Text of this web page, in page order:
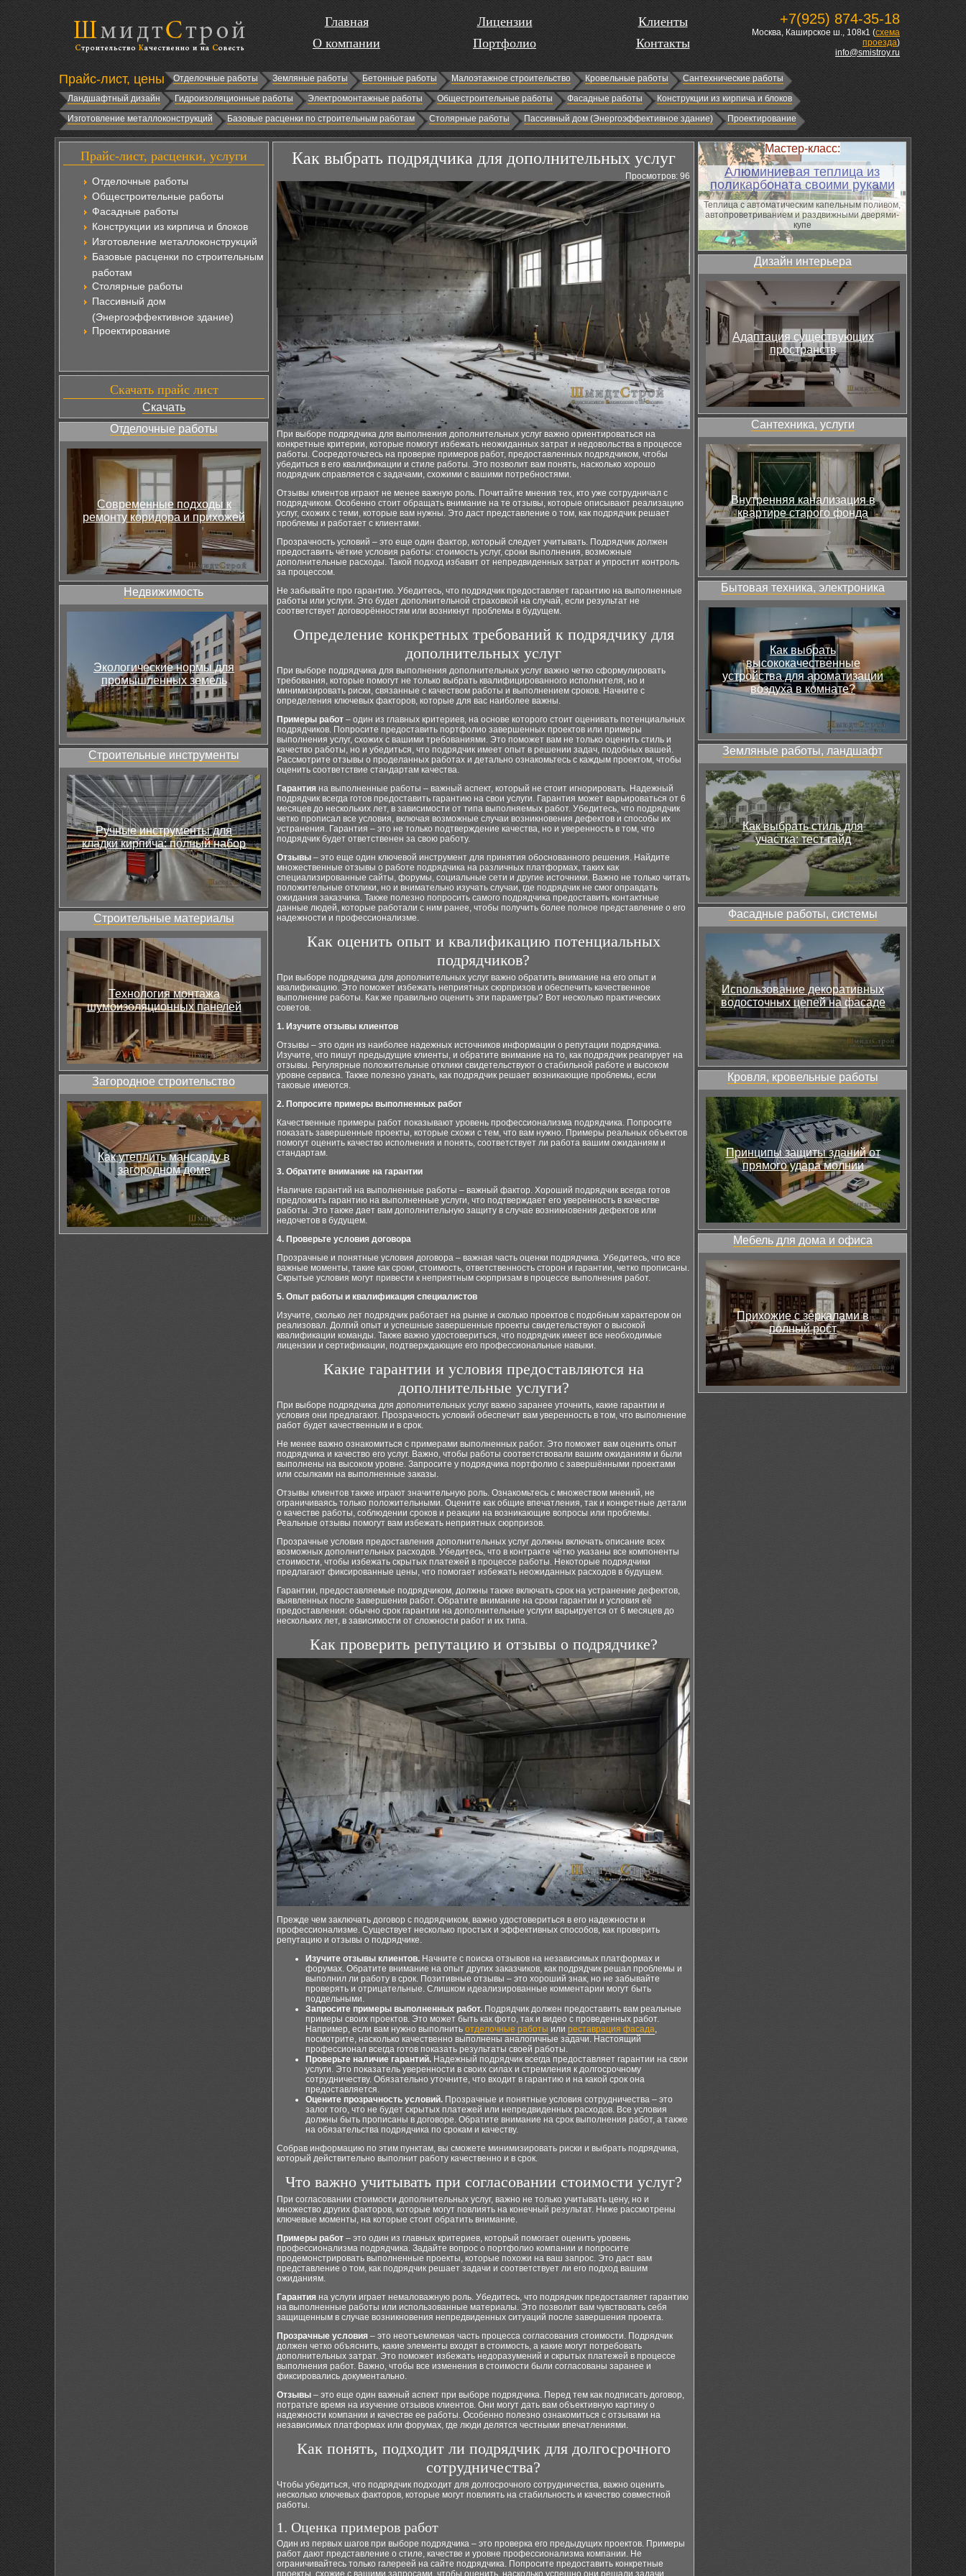
Главная
О компании
Лицензии
Портфолио
Клиенты
Контакты
+7(925) 874-35-18
Москва, Каширское ш., 108к1 (схема
проезда)
info@smistroy.ru
Прайс-лист, цены Отделочные работы Земляные работы Бетонные работы Малоэтажное строительство Кровельные работы
Сантехнические работы
Ландшафтный дизайн
Гидроизоляционные работы Электромонтажные работы Общестроительные работы Фасадные работы
Конструкции из кирпича и блоков
Изготовление металлоконструкций
Базовые расценки по строительным работам Столярные работы Пассивный дом (Энергоэффективное здание) Проектирование
Прайс-лист, расценки, услуги
Отделочные работы
Общестроительные работы
Фасадные работы
Конструкции из кирпича и блоков
Изготовление металлоконструкций
Базовые расценки по строительным
работам
Столярные работы
Пассивный дом
(Энергоэффективное здание)
Проектирование
Скачать прайс лист
Скачать
Отделочные работы
Современные подходы к
ремонту коридора и прихожей
Недвижимость
Экологические нормы для
промышленных земель
Строительные инструменты
Ручные инструменты для
кладки кирпича: полный набор
Строительные материалы
Технология монтажа
шумоизоляционных панелей
Загородное строительство
Как утеплить мансарду в
загородном доме
Как выбрать подрядчика для дополнительных услуг
Просмотров: 96
При выборе подрядчика для выполнения дополнительных услуг важно ориентироваться на
конкретные критерии, которые помогут избежать неожиданных затрат и недовольства в процессе
работы. Сосредоточьтесь на проверке примеров работ, предоставленных подрядчиком, чтобы
убедиться в его квалификации и стиле работы. Это позволит вам понять, насколько хорошо
подрядчик справляется с задачами, схожими с вашими потребностями.
Отзывы клиентов играют не менее важную роль. Почитайте мнения тех, кто уже сотрудничал с
подрядчиком. Особенно стоит обращать внимание на те отзывы, которые описывают реализацию
услуг, схожих с теми, которые вам нужны. Это даст представление о том, как подрядчик решает
проблемы и работает с клиентами.
Прозрачность условий – это еще один фактор, который следует учитывать. Подрядчик должен
предоставить чёткие условия работы: стоимость услуг, сроки выполнения, возможные
дополнительные расходы. Такой подход избавит от непредвиденных затрат и упростит контроль
за процессом.
Не забывайте про гарантию. Убедитесь, что подрядчик предоставляет гарантию на выполненные
работы или услуги. Это будет дополнительной страховкой на случай, если результат не
соответствует договорённостям или возникнут проблемы в будущем.
Определение конкретных требований к подрядчику для
дополнительных услуг
При выборе подрядчика для выполнения дополнительных услуг важно четко сформулировать
требования, которые помогут не только выбрать квалифицированного исполнителя, но и
минимизировать риски, связанные с качеством работы и выполнением сроков. Начните с
определения ключевых факторов, которые для вас наиболее важны.
Примеры работ – один из главных критериев, на основе которого стоит оценивать потенциальных
подрядчиков. Попросите предоставить портфолио завершенных проектов или примеры
выполнения услуг, схожих с вашими требованиями. Это поможет вам не только оценить стиль и
качество работы, но и убедиться, что подрядчик имеет опыт в решении задач, подобных вашей.
Рассмотрите отзывы о проделанных работах и детально ознакомьтесь с каждым проектом, чтобы
оценить соответствие стандартам качества.
Гарантия на выполненные работы – важный аспект, который не стоит игнорировать. Надежный
подрядчик всегда готов предоставить гарантию на свои услуги. Гарантия может варьироваться от 6
месяцев до нескольких лет, в зависимости от типа выполняемых работ. Убедитесь, что подрядчик
четко прописал все условия, включая возможные случаи возникновения дефектов и способы их
устранения. Гарантия – это не только подтверждение качества, но и уверенность в том, что
подрядчик будет ответственен за свою работу.
Отзывы – это еще один ключевой инструмент для принятия обоснованного решения. Найдите
множественные отзывы о работе подрядчика на различных платформах, таких как
специализированные сайты, форумы, социальные сети и другие источники. Важно не только читать
положительные отклики, но и внимательно изучать случаи, где подрядчик не смог оправдать
ожидания заказчика. Также полезно попросить самого подрядчика предоставить контактные
данные людей, которые работали с ним ранее, чтобы получить более полное представление о его
надежности и профессионализме.
Как оценить опыт и квалификацию потенциальных
подрядчиков?
При выборе подрядчика для дополнительных услуг важно обратить внимание на его опыт и
квалификацию. Это поможет избежать неприятных сюрпризов и обеспечить качественное
выполнение работы. Как же правильно оценить эти параметры? Вот несколько практических
советов.
1. Изучите отзывы клиентов
Отзывы – это один из наиболее надежных источников информации о репутации подрядчика.
Изучите, что пишут предыдущие клиенты, и обратите внимание на то, как подрядчик реагирует на
отзывы. Регулярные положительные отклики свидетельствуют о стабильной работе и высоком
уровне сервиса. Также полезно узнать, как подрядчик решает возникающие проблемы, если
таковые имеются.
2. Попросите примеры выполненных работ
Качественные примеры работ показывают уровень профессионализма подрядчика. Попросите
показать завершенные проекты, которые схожи с тем, что вам нужно. Примеры реальных объектов
помогут оценить качество исполнения и понять, соответствует ли работа вашим ожиданиям и
стандартам.
3. Обратите внимание на гарантии
Наличие гарантий на выполненные работы – важный фактор. Хороший подрядчик всегда готов
предложить гарантию на выполненные услуги, что подтверждает его уверенность в качестве
работы. Это также дает вам дополнительную защиту в случае возникновения дефектов или
недочетов в будущем.
4. Проверьте условия договора
Прозрачные и понятные условия договора – важная часть оценки подрядчика. Убедитесь, что все
важные моменты, такие как сроки, стоимость, ответственность сторон и гарантии, четко прописаны.
Скрытые условия могут привести к неприятным сюрпризам в процессе выполнения работ.
5. Опыт работы и квалификация специалистов
Изучите, сколько лет подрядчик работает на рынке и сколько проектов с подобным характером он
реализовал. Долгий опыт и успешные завершенные проекты свидетельствуют о высокой
квалификации команды. Также важно удостовериться, что подрядчик имеет все необходимые
лицензии и сертификации, подтверждающие его профессиональные навыки.
Какие гарантии и условия предоставляются на
дополнительные услуги?
При выборе подрядчика для дополнительных услуг важно заранее уточнить, какие гарантии и
условия они предлагают. Прозрачность условий обеспечит вам уверенность в том, что выполнение
работ будет качественным и в срок.
Не менее важно ознакомиться с примерами выполненных работ. Это поможет вам оценить опыт
подрядчика и качество его услуг. Важно, чтобы работы соответствовали вашим ожиданиям и были
выполнены на высоком уровне. Запросите у подрядчика портфолио с завершёнными проектами
или ссылками на выполненные заказы.
Отзывы клиентов также играют значительную роль. Ознакомьтесь с множеством мнений, не
ограничиваясь только положительными. Оцените как общие впечатления, так и конкретные детали
о качестве работы, соблюдении сроков и реакции на возникающие вопросы или проблемы.
Реальные отзывы помогут вам избежать неприятных сюрпризов.
Прозрачные условия предоставления дополнительных услуг должны включать описание всех
возможных дополнительных расходов. Убедитесь, что в контракте чётко указаны все компоненты
стоимости, чтобы избежать скрытых платежей в процессе работы. Некоторые подрядчики
предлагают фиксированные цены, что помогает избежать неожиданных расходов в будущем.
Гарантии, предоставляемые подрядчиком, должны также включать срок на устранение дефектов,
выявленных после завершения работ. Обратите внимание на сроки гарантии и условия её
предоставления: обычно срок гарантии на дополнительные услуги варьируется от 6 месяцев до
нескольких лет, в зависимости от сложности работ и их типа.
Как проверить репутацию и отзывы о подрядчике?
Прежде чем заключать договор с подрядчиком, важно удостовериться в его надежности и
профессионализме. Существует несколько простых и эффективных способов, как проверить
репутацию и отзывы о подрядчике.
Изучите отзывы клиентов. Начните с поиска отзывов на независимых платформах и
форумах. Обратите внимание на опыт других заказчиков, как подрядчик решал проблемы и
выполнил ли работу в срок. Позитивные отзывы – это хороший знак, но не забывайте
проверять и отрицательные. Слишком идеализированные комментарии могут быть
поддельными.
Запросите примеры выполненных работ. Подрядчик должен предоставить вам реальные
примеры своих проектов. Это может быть как фото, так и видео с проведенных работ.
Например, если вам нужно выполнить отделочные работы или реставрация фасада,
посмотрите, насколько качественно выполнены аналогичные задачи. Настоящий
профессионал всегда готов показать результаты своей работы.
Проверьте наличие гарантий. Надежный подрядчик всегда предоставляет гарантии на свои
услуги. Это показатель уверенности в своих силах и стремления к долгосрочному
сотрудничеству. Обязательно уточните, что входит в гарантию и на какой срок она
предоставляется.
Оцените прозрачность условий. Прозрачные и понятные условия сотрудничества – это
залог того, что не будет скрытых платежей или непредвиденных расходов. Все условия
должны быть прописаны в договоре. Обратите внимание на срок выполнения работ, а также
на обязательства подрядчика по срокам и качеству.
Собрав информацию по этим пунктам, вы сможете минимизировать риски и выбрать подрядчика,
который действительно выполнит работу качественно и в срок.
Что важно учитывать при согласовании стоимости услуг?
При согласовании стоимости дополнительных услуг, важно не только учитывать цену, но и
множество других факторов, которые могут повлиять на конечный результат. Ниже рассмотрены
ключевые моменты, на которые стоит обратить внимание.
Примеры работ – это один из главных критериев, который помогает оценить уровень
профессионализма подрядчика. Задайте вопрос о портфолио компании и попросите
продемонстрировать выполненные проекты, которые похожи на ваш запрос. Это даст вам
представление о том, как подрядчик решает задачи и соответствует ли его подход вашим
ожиданиям.
Гарантия на услуги играет немаловажную роль. Убедитесь, что подрядчик предоставляет гарантию
на выполненные работы или использованные материалы. Это позволит вам чувствовать себя
защищенным в случае возникновения непредвиденных ситуаций после завершения проекта.
Прозрачные условия – это неотъемлемая часть процесса согласования стоимости. Подрядчик
должен четко объяснить, какие элементы входят в стоимость, а какие могут потребовать
дополнительных затрат. Это поможет избежать недоразумений и скрытых платежей в процессе
выполнения работ. Важно, чтобы все изменения в стоимости были согласованы заранее и
фиксировались документально.
Отзывы – это еще один важный аспект при выборе подрядчика. Перед тем как подписать договор,
потратьте время на изучение отзывов клиентов. Они могут дать вам объективную картину о
надежности компании и качестве ее работы. Особенно полезно ознакомиться с отзывами на
независимых платформах или форумах, где люди делятся честными впечатлениями.
Как понять, подходит ли подрядчик для долгосрочного
сотрудничества?
Чтобы убедиться, что подрядчик подходит для долгосрочного сотрудничества, важно оценить
несколько ключевых факторов, которые могут повлиять на стабильность и качество совместной
работы.
1. Оценка примеров работ
Один из первых шагов при выборе подрядчика – это проверка его предыдущих проектов. Примеры
работ дают представление о стиле, качестве и уровне профессионализма компании. Не
ограничивайтесь только галереей на сайте подрядчика. Попросите предоставить конкретные
проекты, схожие с вашими запросами, чтобы оценить, насколько успешно они решали задачи,
Мастер-класс:
Алюминиевая теплица из
поликарбоната своими руками
Теплица с автоматическим капельным поливом,
автопроветриванием и раздвижными дверями-
купе
Дизайн интерьера
Адаптация существующих
пространств
Сантехника, услуги
Внутренняя канализация в
квартире старого фонда
Бытовая техника, электроника
Как выбрать
высококачественные
устройства для ароматизации
воздуха в комнате?
Земляные работы, ландшафт
Как выбрать стиль для
участка: тест-гайд
Фасадные работы, системы
Использование декоративных
водосточных цепей на фасаде
Кровля, кровельные работы
Принципы защиты зданий от
прямого удара молнии
Мебель для дома и офиса
Прихожие с зеркалами в
полный рост